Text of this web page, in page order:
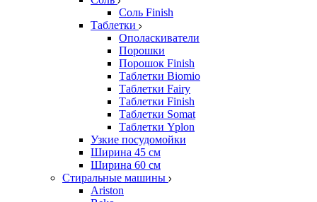
Соль Finish
Таблетки
Ополаскиватели
Порошки
Порошок Finish
Таблетки Biomio
Таблетки Fairy
Таблетки Finish
Таблетки Somat
Таблетки Yplon
Узкие посудомойки
Ширина 45 см
Ширина 60 см
Стиральные машины
Ariston